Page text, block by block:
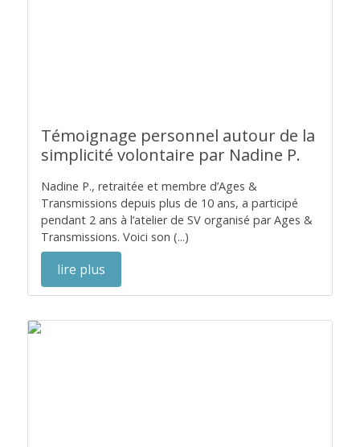
Témoignage personnel autour de la
simplicité volontaire par Nadine P.
Nadine P., retraitée et membre d’Ages &
Transmissions depuis plus de 10 ans, a participé
pendant 2 ans à l’atelier de SV organisé par Ages &
Transmissions. Voici son (...)
lire plus